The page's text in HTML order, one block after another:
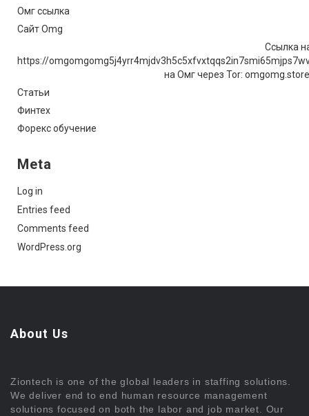
Омг ссылка
Сайт Omg
Ссылка
https://
на Омг через Tor:
Статьи
Финтех
Форекс обучение
Meta
Log in
Entries feed
Comments feed
WordPress.org
About Us
Ziontech is one of the global leaders in staffing solutions.
We deliver end to end human resource management
solutions focused on both the labor and job market. Our